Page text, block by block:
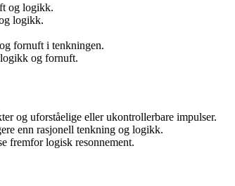
og logikk.
logikk.
fornuft i tenkningen.
og fornuft.
og uforståelige eller ukontrollerbare impulser.
enn rasjonell tenkning og logikk.
fremfor logisk resonnement.